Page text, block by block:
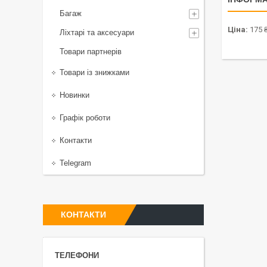
Ціна: 175
Багаж
Ліхтарі та аксесуари
Товари партнерів
Товари із знижками
Новинки
Графік роботи
Контакти
Telegram
КОНТАКТИ